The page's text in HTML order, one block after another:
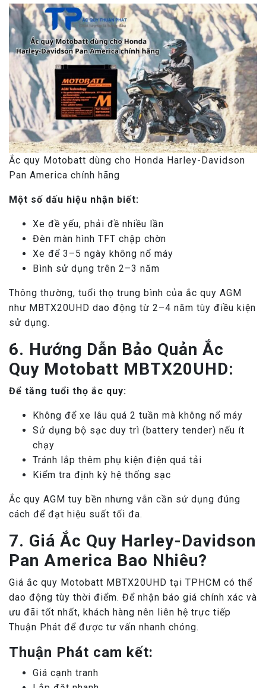
Ắc quy Motobatt dùng cho Honda Harley-Davidson
Pan America chính hãng
Một số dấu hiệu nhận biết:
Xe đề yếu, phải đề nhiều lần
Đèn màn hình TFT chập chờn
Xe để 3–5 ngày không nổ máy
Bình sử dụng trên 2–3 năm
Thông thường, tuổi thọ trung bình của ắc quy AGM
như MBTX20UHD dao động từ 2–4 năm tùy điều kiện
sử dụng.
6. Hướng Dẫn Bảo Quản Ắc
Quy Motobatt MBTX20UHD:
Để tăng tuổi thọ ắc quy:
Không để xe lâu quá 2 tuần mà không nổ máy
Sử dụng bộ sạc duy trì (battery tender) nếu ít
chạy
Tránh lắp thêm phụ kiện điện quá tải
Kiểm tra định kỳ hệ thống sạc
Ắc quy AGM tuy bền nhưng vẫn cần sử dụng đúng
cách để đạt hiệu suất tối đa.
7. Giá Ắc Quy Harley-Davidson
Pan America Bao Nhiêu?
Giá ắc quy Motobatt MBTX20UHD tại TPHCM có thể
dao động tùy thời điểm. Để nhận báo giá chính xác và
ưu đãi tốt nhất, khách hàng nên liên hệ trực tiếp
Thuận Phát để được tư vấn nhanh chóng.
Thuận Phát cam kết:
Giá cạnh tranh